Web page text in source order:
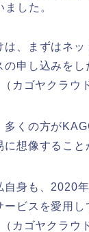
ました。
は、まずはネ
の申し込みを
カゴヤクラウ
多くの方が
に想像すること
自身も、2020
ービスを愛用
カゴヤクラウ